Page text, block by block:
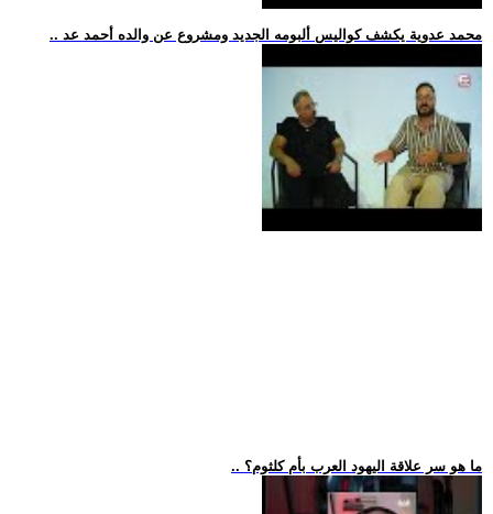
.. محمد عدوية يكشف كواليس ألبومه الجديد ومشروع عن والده أحمد عد
.. ما هو سر علاقة اليهود العرب بأم كلثوم؟